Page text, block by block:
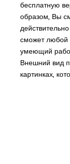
бесплатную
образом, Вы
сможет любой
умеющий
Внешний вид
картинках,